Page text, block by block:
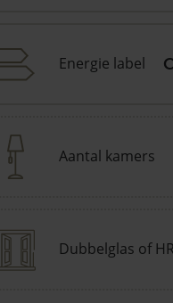
Energie label C
Aantal kamers
Dubbelglas of